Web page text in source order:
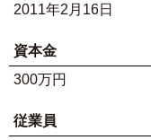
2011年2月16日
資本金
300万円
従業員